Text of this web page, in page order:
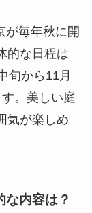
が毎年秋に開
的な日程は
旬から11月
。美しい庭
気が楽しめ
な内容は？